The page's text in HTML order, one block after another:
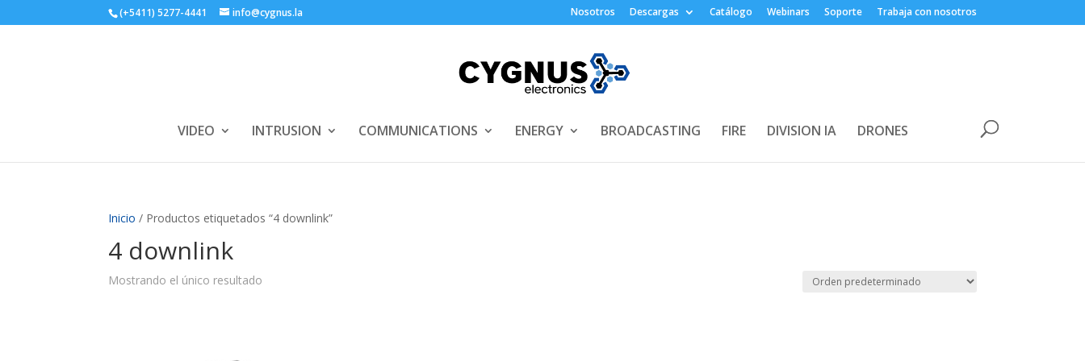
(+5411) 5277-4441 info@cygnus.la Nosotros Descargas Catálogo Webinars Soporte Trabaja con nosotros
VIDEO INTRUSION COMMUNICATIONS ENERGY BROADCASTING FIRE DIVISION IA DRONES
Inicio / Productos etiquetados “4 downlink”
4 downlink
Mostrando el único resultado